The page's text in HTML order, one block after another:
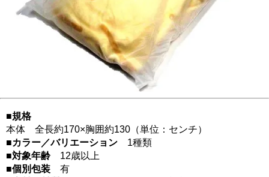
■規格
本体 全長約170×胸囲約130（単位：センチ）
■カラー／バリエーション 1種類
■対象年齢 12歳以上
■個別包装 有